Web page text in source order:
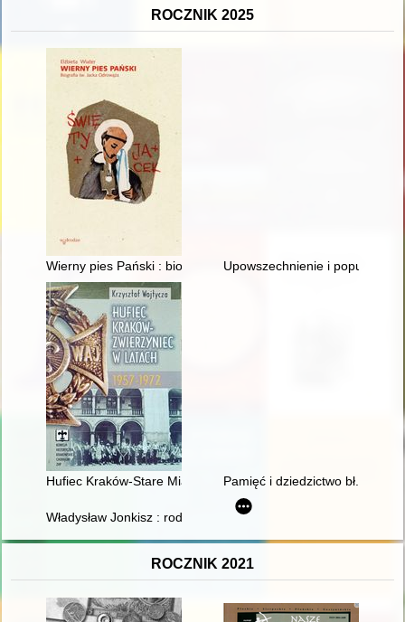
ROCZNIK 2025
Wierny pies Pański : biografia św. Jacka Odrowąża
Upowszechnienie i
Hufiec Kraków-Stare Miasto w latach 1957-1972
Pamięć i dziedzictwo bł.
Władysław Jonkisz : rodzina, nauka, praca, polityka :
ROCZNIK 2021